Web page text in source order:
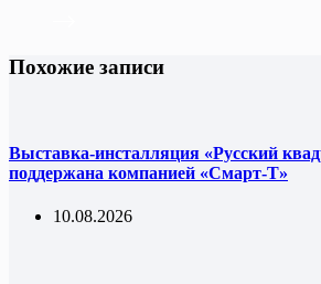
Похожие записи
Выставка-инсталляция «Русский
поддержана компанией «Смарт-Т»
10.08.2026